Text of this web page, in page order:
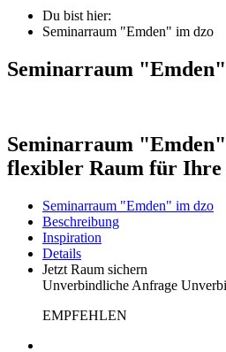
Du bist hier:
Seminarraum "Emden" im dzo
Seminarraum
Seminarraum
flexibler Raum für Ihre
Seminarraum "Emden" im dzo
Beschreibung
Inspiration
Details
Jetzt Raum sichern
Unverbindliche Anfrage
EMPFEHLEN